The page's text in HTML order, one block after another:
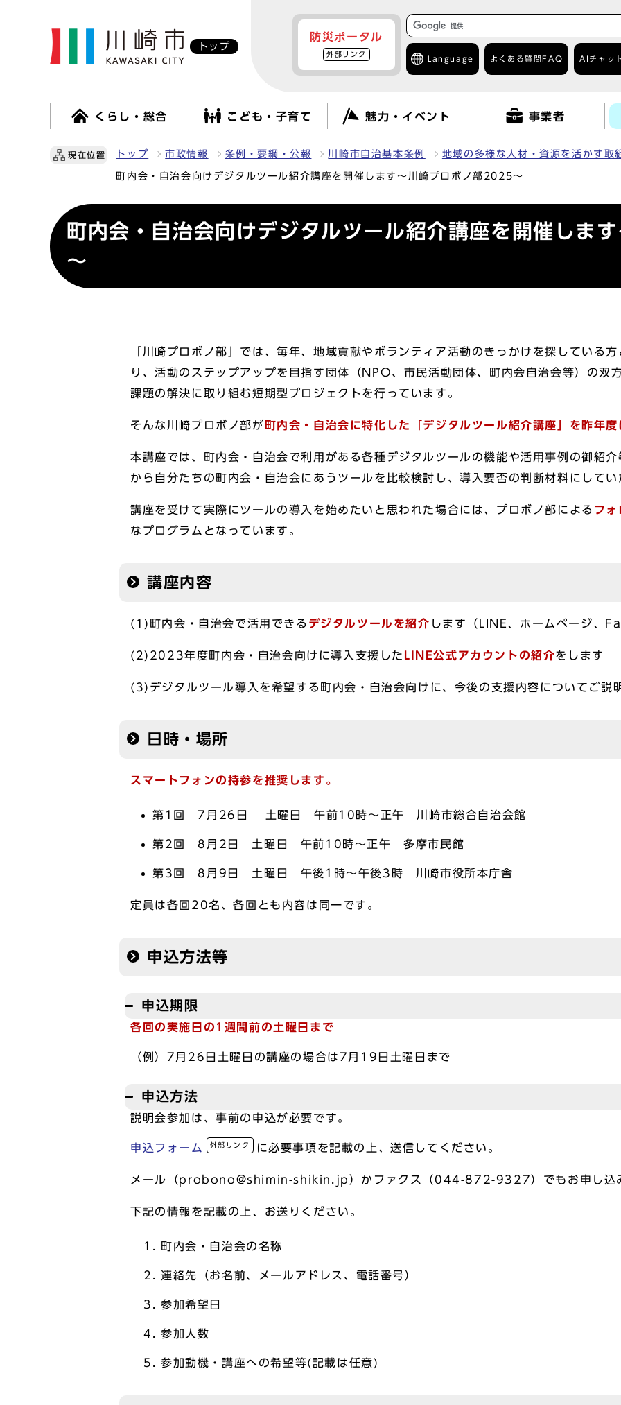
トップ
防災ポータル
外部リンク
Language よくある質問 FAQ AIチャッ
くらし・総合 こども・子育て 魅力・イベント 事業者
現在位置 トップ 市政情報 条例・要綱・公報 川崎市自治基本条例 地域の多様な人材・資源を活かす取
町内会・自治会向けデジタルツール紹介講座を開催します～川崎プロボノ部2025～
町内会・自治会向けデジタルツール紹介講座を開催しま
～
「川崎プロボノ部」では、毎年、地域貢献やボランティア活動のきっかけを探している
り、活動のステップアップを目指す団体（NPO、市民活動団体、町内会自治会等）の双
課題の解決に取り組む短期型プロジェクトを行っています。
そんな川崎プロボノ部が 町内会・自治会に特化した「デジタルツール紹介講座」を昨年
本講座では、町内会・自治会で利用がある各種デジタルツールの機能や活用事例の御紹
から自分たちの町内会・自治会にあうツールを比較検討し、導入要否の判断材料にしてい
講座を受けて実際にツールの導入を始めたいと思われた場合には、プロボノ部による フォ
なプログラムとなっています。
講座内容
(1)町内会・自治会で活用できる デジタルツールを紹介 します（LINE、ホームページ、
(2)2023年度町内会・自治会向けに導入支援した LINE公式アカウントの紹介をします
(3)デジタルツール導入を希望する町内会・自治会向けに、今後の支援内容についてご説
日時・場所
スマートフォンの持参を推奨します。
第1回 7月26日 土曜日 午前10時～正午 川崎市総合自治会館
第2回 8月2日 土曜日 午前10時～正午 多摩市民館
第3回 8月9日 土曜日 午後1時～午後3時 川崎市役所本庁舎
定員は各回20名、各回とも内容は同一です。
申込方法等
申込期限
各回の実施日の1週間前の土曜日まで
（例）7月26日土曜日の講座の場合は7月19日土曜日まで
申込方法
説明会参加は、事前の申込が必要です。
申込フォーム 外部リンク に必要事項を記載の上、送信してください。
メール（probono@shimin-shikin.jp）かファクス（044-872-9327）でもお申し込み
下記の情報を記載の上、お送りください。
町内会・自治会の名称
連絡先（お名前、メールアドレス、電話番号）
参加希望日
参加人数
参加動機・講座への希望等(記載は任意)